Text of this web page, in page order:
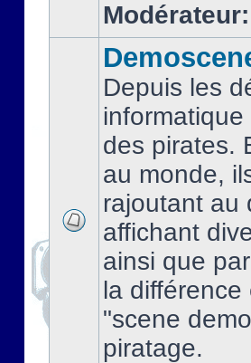
Modérateur:
Depuis les
des pirates.
au monde,
rajoutant au
affichant
ainsi que
la
"scene
piratage.